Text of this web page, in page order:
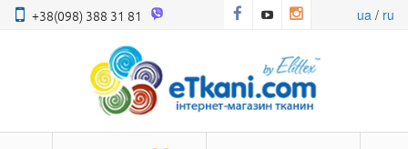
+38(098) 388 31 81 ua/ ru